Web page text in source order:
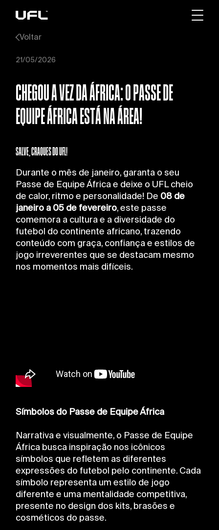
Voltar
21/05/2026
CHEGOU A VEZ DA ÁFRICA: O PASSE DE
EQUIPE ÁFRICA ESTÁ NA ÁREA!
SALVE, CRAQUES DO UFL!
Durante o mês de janeiro, garanta o seu
Passe de Equipe África e deixe o UFL cheio
de calor, ritmo e personalidade! De 08 de
janeiro a 05 de fevereiro, este passe
comemora a cultura e a diversidade do
futebol do continente africano, trazendo
conteúdo com graça, confiança e estilos de
jogo irreverentes que se destacam mesmo
nos momentos mais difíceis.
Símbolos do Passe de Equipe África
Narrativa e visualmente, o Passe de Equipe
África busca inspiração nos icônicos
símbolos que refletem as diferentes
expressões do futebol pelo continente. Cada
símbolo representa um estilo de jogo
diferente e uma mentalidade competitiva,
presente no design dos kits, brasões e
cosméticos do passe.